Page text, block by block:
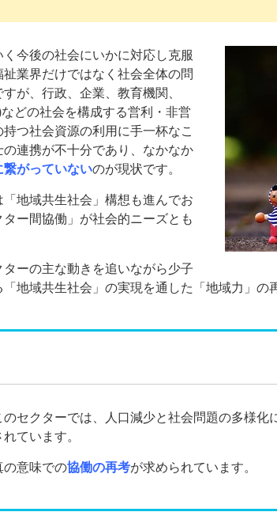
今後の社会にいかに対応し克服
業界だけではなく社会全体の問
が、行政、企業、教育機関、
どの社会を構成する営利・非営
つ社会資源の利用に手一杯なこ
連携が不十分であり、なかなか
がっていないのが現状です。
「地域共生社会」構想も進んでお
ー間協働」が社会的ニーズとも
ーの主な動きを追いながら少子
地域共生社会」の実現を通した「地域力」の
のセクターでは、人口減少と社会問題の多様
ています。
の意味での協働の再考が求められています。